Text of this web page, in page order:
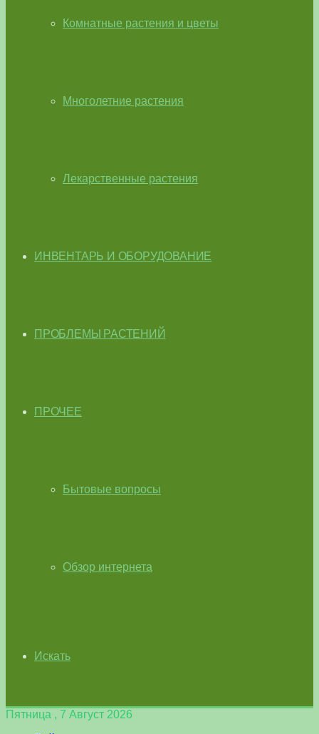
Комнатные растения и цветы
Многолетние растения
Лекарственные растения
ИНВЕНТАРЬ И ОБОРУДОВАНИЕ
ПРОБЛЕМЫ РАСТЕНИЙ
ПРОЧЕЕ
Бытовые вопросы
Обзор интернета
Искать
Пятница , 7 Август 2026